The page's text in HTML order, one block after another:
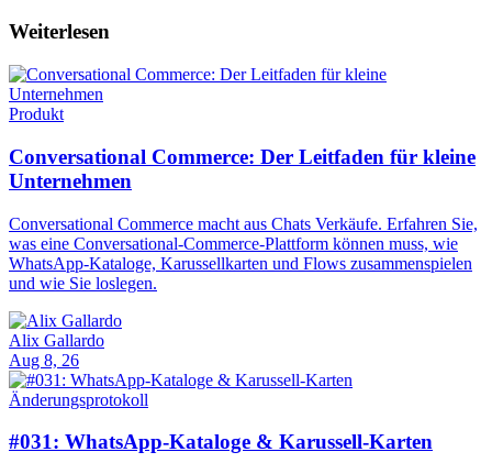
Weiterlesen
Produkt
Conversational Commerce: Der Leitfaden für kleine
Unternehmen
Conversational Commerce macht aus Chats Verkäufe. Erfahren Sie,
was eine Conversational-Commerce-Plattform können muss, wie
WhatsApp-Kataloge, Karussellkarten und Flows zusammenspielen
und wie Sie loslegen.
Alix Gallardo
Aug 8, 26
Änderungsprotokoll
#031: WhatsApp-Kataloge & Karussell-Karten